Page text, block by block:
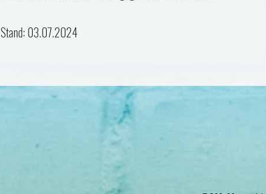
Stand: 03.07.2024